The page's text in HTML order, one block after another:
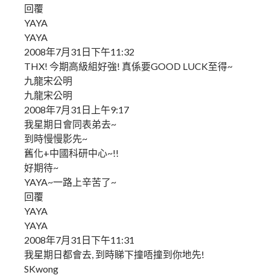
回覆
YAYA
YAYA
2008年7月31日下午11:32
THX! 今期高級組好強! 真係要GOOD LUCK至得~
九龍宋公明
九龍宋公明
2008年7月31日上午9:17
我星期日會同表弟去~
到時慢慢影先~
舊化+中國科研中心~!!
好期待~
YAYA~一路上辛苦了~
回覆
YAYA
YAYA
2008年7月31日下午11:31
我星期日都會去, 到時睇下撞唔撞到你地先!
SKwong